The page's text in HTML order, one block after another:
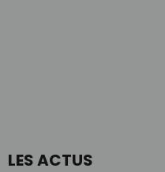
LES ACTUS